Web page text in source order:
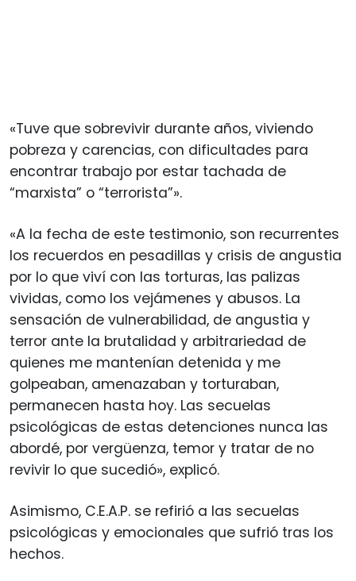
«Tuve que sobrevivir durante años, viviendo
pobreza y carencias, con dificultades para
encontrar trabajo por estar tachada de
“marxista” o “terrorista”».
«A la fecha de este testimonio, son recurrentes
los recuerdos en pesadillas y crisis de angustia
por lo que viví con las torturas, las palizas
vividas, como los vejámenes y abusos. La
sensación de vulnerabilidad, de angustia y
terror ante la brutalidad y arbitrariedad de
quienes me mantenían detenida y me
golpeaban, amenazaban y torturaban,
permanecen hasta hoy. Las secuelas
psicológicas de estas detenciones nunca las
abordé, por vergüenza, temor y tratar de no
revivir lo que sucedió», explicó.
Asimismo, C.E.A.P. se refirió a las secuelas
psicológicas y emocionales que sufrió tras los
hechos.